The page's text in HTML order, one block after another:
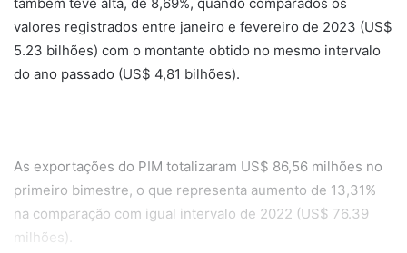
valores registrados entre janeiro e fevereiro de 2023 (US$
5.23 bilhões) com o montante obtido no mesmo intervalo
do ano passado (US$ 4,81 bilhões).
As exportações do PIM totalizaram US$ 86,56 milhões no
primeiro bimestre, o que representa aumento de 13,31%
na comparação com igual intervalo de 2022 (US$ 76.39
milhões).